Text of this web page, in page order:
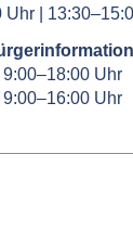
Uhr |
Uhr
Uhr